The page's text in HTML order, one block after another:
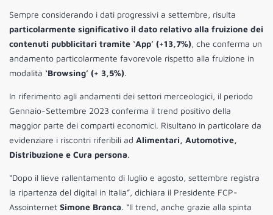
Sempre considerando i dati progressivi a settembre, risulta
particolarmente significativo il dato relativo alla fruizione dei
contenuti pubblicitari tramite ‘App’ (+13,7%), che conferma un
andamento particolarmente favorevole rispetto alla fruizione in
modalità ‘Browsing’ (+ 3,5%).
In riferimento agli andamenti dei settori merceologici, il periodo
Gennaio-Settembre 2023 conferma il trend positivo della
maggior parte dei comparti economici. Risultano in particolare da
evidenziare i riscontri riferibili ad Alimentari, Automotive,
Distribuzione e Cura persona.
“Dopo il lieve rallentamento di luglio e agosto, settembre registra
la ripartenza del digital in Italia”, dichiara il Presidente FCP-
Assointernet Simone Branca. “Il trend, anche grazie alla spinta